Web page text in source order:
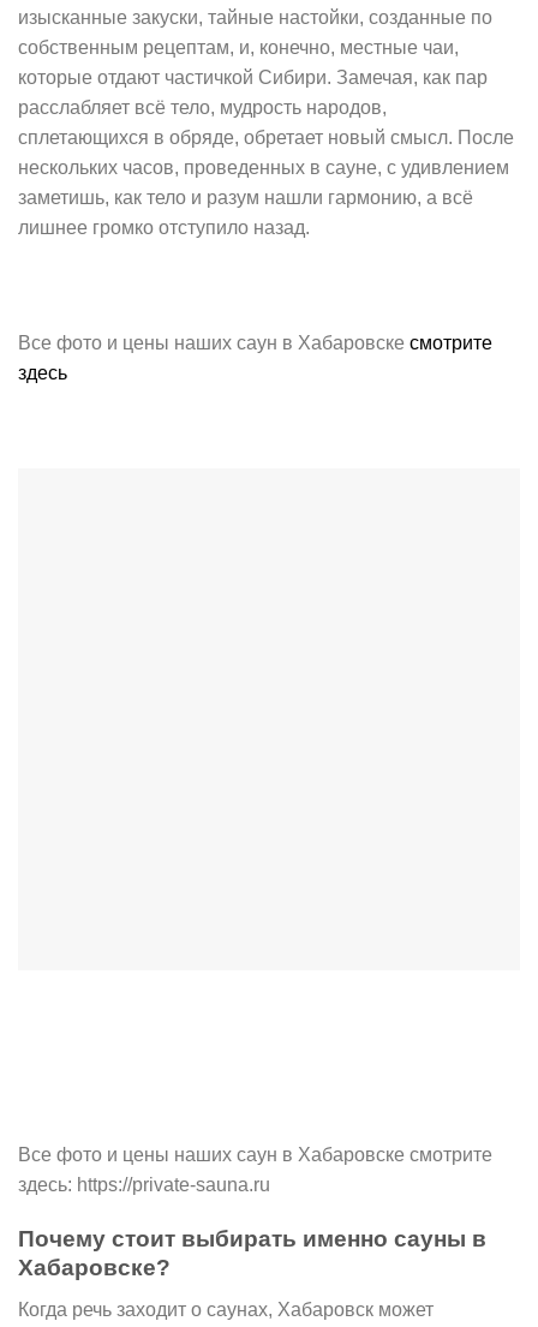
изысканные закуски, тайные настойки, созданные по
собственным рецептам, и, конечно, местные чаи,
которые отдают частичкой Сибири. Замечая, как пар
расслабляет всё тело, мудрость народов,
сплетающихся в обряде, обретает новый смысл. После
нескольких часов, проведенных в сауне, с удивлением
заметишь, как тело и разум нашли гармонию, а всё
лишнее громко отступило назад.
Все фото и цены наших саун в Хабаровске смотрите
здесь
Все фото и цены наших саун в Хабаровске смотрите
здесь: https://private-sauna.ru
Почему стоит выбирать именно сауны в
Хабаровске?
Когда речь заходит о саунах, Хабаровск может